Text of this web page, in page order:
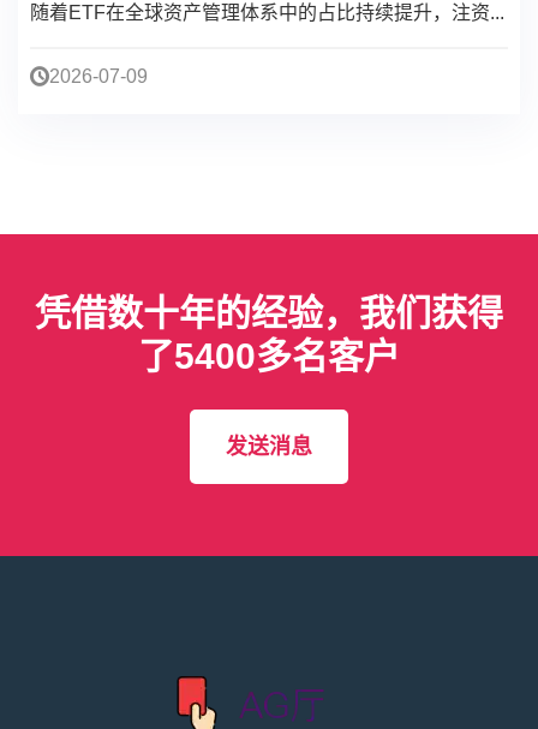
随着ETF在全球资产管理体系中的占比持续提升，注资...
2026-07-09
凭借数十年的经验，我们获得
了5400多名客户
发送消息